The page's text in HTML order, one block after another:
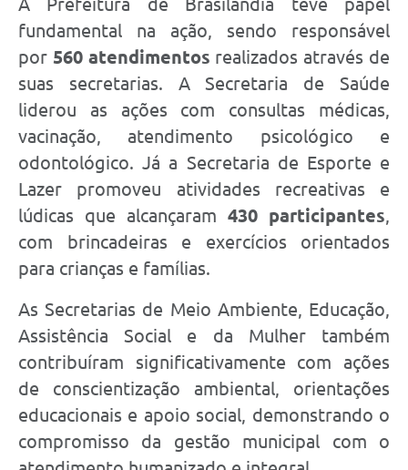
fundamental na ação, sendo responsável
por 560 atendimentos realizados através de
suas secretarias. A Secretaria de Saúde
liderou as ações com consultas médicas,
vacinação, atendimento psicológico e
odontológico. Já a Secretaria de Esporte e
Lazer promoveu atividades recreativas e
lúdicas que alcançaram 430 participantes
com brincadeiras e exercícios orientados
para crianças e famílias.
As Secretarias de Meio Ambiente, Educação,
Assistência Social e da Mulher também
contribuíram significativamente com ações
de conscientização ambiental, orientações
educacionais e apoio social, demonstrando o
compromisso da gestão municipal com o